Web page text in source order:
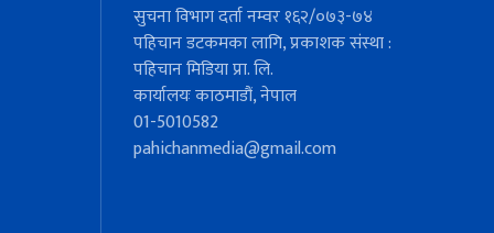
सुचना विभाग दर्ता नम्वर १६२/०७३-७४
पहिचान डटकमका लागि, प्रकाशक संस्था :
पहिचान मिडिया प्रा. लि.
कार्यालयः काठमाडौं, नेपाल
01-5010582
pahichanmedia@gmail.com